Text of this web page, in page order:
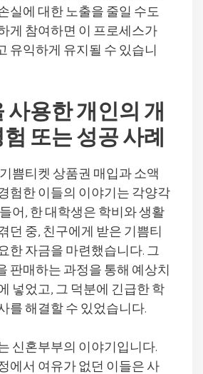
실에 대한 노출을 줄일 수도
게 참여하면 이 프로세스가
유익하게 유지될 수 있습니
사용한 개인의 개
또는 성공 사례
쁨티켓 상품권 매입과 소액
험한 이들의 이야기는 각양각
어, 한 대학생은 학비와 생활
던 중, 친구에게 받은 기쁨티
한 자금을 마련했습니다. 그
판매하는 과정을 통해 예상치
넣었고, 그 덕분에 긴급한 학
를 해결할 수 있었습니다.
신혼부부의 이야기입니다.
에서 여유가 없던 이들은 사